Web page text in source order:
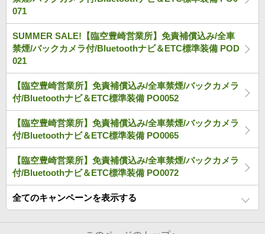
071
SUMMER SALE!【臨空豊崎営業所】免責補償込み/全車
禁煙/バックカメラ付/Bluetoothナビ＆ETC標準装備 POD
021
【臨空豊崎営業所】免責補償込み/全車禁煙/バックカメラ
付/Bluetoothナビ＆ETC標準装備 PO0052
【臨空豊崎営業所】免責補償込み/全車禁煙/バックカメラ
付/Bluetoothナビ＆ETC標準装備 PO0065
【臨空豊崎営業所】免責補償込み/全車禁煙/バックカメラ
付/Bluetoothナビ＆ETC標準装備 PO0072
全てのキャンペーンを表示する